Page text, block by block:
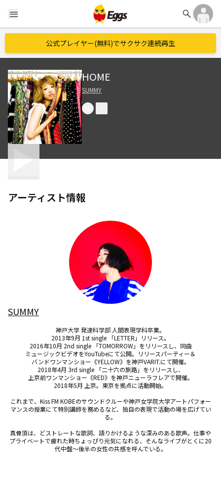
menu search
公式プレイヤー(無料)でサクサク連続再生
HOME
SUMMY
アーティスト情報
SUMMY
神戸大学 発達科学部 人間表現学科卒業。
2013年9月 1st single 「LETTER」リリース。
2016年10月 2nd single 「TOMORROW」をリリースし、同曲
ミュージックビデオをYouTubeにて公開。リリースパーティー＆
バンドワンマンショー《YELLOW》を神戸VARIT.にて開催。
2018年4月 3rd single 「二十六の旅路」をリリースし、
上京前ワンマンショー《RED》を神戸ニューラフレアで開催。
2018年5月 上京。東京を拠点に活動開始。
これまで、Kiss FM KOBEのサウンドクルーや神戸女学院大学アートパフォー
マンスの授業にて特別講師を務めるなど、独自の表現で活動の場を広げてい
る。
真骨頂は、どストレートな歌詞、語りかけるような深みのある歌声。仕事や
プライベートで疲れた時ちょっぴり元気になれる、そんなライブがとくに20
代中盤〜後半の女性の共感を呼んでいる。